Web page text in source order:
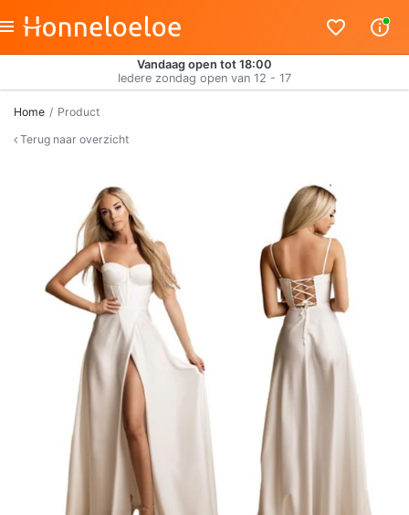
Vandaag open tot 18:00
Iedere zondag open van 12 - 17
Home
Product
Terug naar overzicht